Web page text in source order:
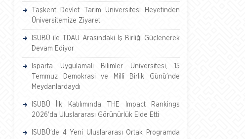
Taşkent Devlet Tarım Üniversitesi Heyetinden
Üniversitemize Ziyaret
ISUBÜ ile TDAU Arasındaki İş Birliği Güçlenerek
Devam Ediyor
Isparta Uygulamalı Bilimler Üniversitesi, 15
Temmuz Demokrasi ve Millî Birlik Günü’nde
Meydanlardaydı
ISUBÜ İlk Katılımında THE Impact Rankings
2026'da Uluslararası Görünürlük Elde Etti
ISUBÜ’de 4 Yeni Uluslararası Ortak Programda